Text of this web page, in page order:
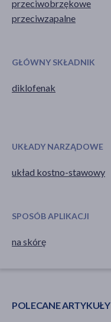
przeciwobrzękowe
przeciwzapalne
GŁÓWNY SKŁADNIK
diklofenak
UKŁADY NARZĄDOWE
układ kostno-stawowy
SPOSÓB APLIKACJI
na skórę
POLECANE ARTYKUŁY